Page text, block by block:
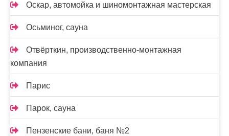
Оскар, автомойка и шиномонтажная мастерская
Осьминог, сауна
Отвёрткин, производственно-монтажная
компания
Парис
Парок, сауна
Пензенские бани, баня №2